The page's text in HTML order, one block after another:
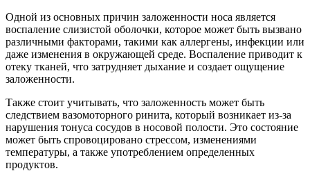
Одной из основных причин заложенности носа является
воспаление слизистой оболочки, которое может быть вызвано
различными факторами, такими как аллергены, инфекции или
даже изменения в окружающей среде. Воспаление приводит к
отеку тканей, что затрудняет дыхание и создает ощущение
заложенности.
Также стоит учитывать, что заложенность может быть
следствием вазомоторного ринита, который возникает из-за
нарушения тонуса сосудов в носовой полости. Это состояние
может быть спровоцировано стрессом, изменениями
температуры, а также употреблением определенных
продуктов.